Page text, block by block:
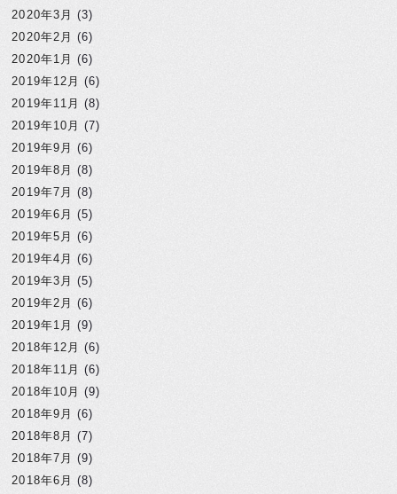
2020年3月 (3)
2020年2月 (6)
2020年1月 (6)
2019年12月 (6)
2019年11月 (8)
2019年10月 (7)
2019年9月 (6)
2019年8月 (8)
2019年7月 (8)
2019年6月 (5)
2019年5月 (6)
2019年4月 (6)
2019年3月 (5)
2019年2月 (6)
2019年1月 (9)
2018年12月 (6)
2018年11月 (6)
2018年10月 (9)
2018年9月 (6)
2018年8月 (7)
2018年7月 (9)
2018年6月 (8)